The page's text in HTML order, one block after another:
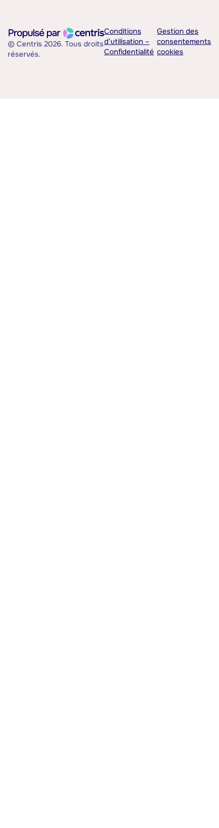
© Centris 2026. Tous droits
réservés.
Conditions
d’utilisation –
Confidentialité
Gestion des
consentements
cookies